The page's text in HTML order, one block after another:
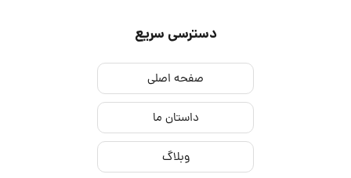
دسترسی سریع
صفحه اصلی
داستان ما
وبلاگ